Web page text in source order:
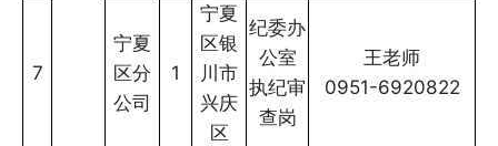
7
宁夏
区分
公司
1
宁夏
区银
川市
兴庆
区
纪委办
公室
执纪审
查岗
王老师
0951-6920822